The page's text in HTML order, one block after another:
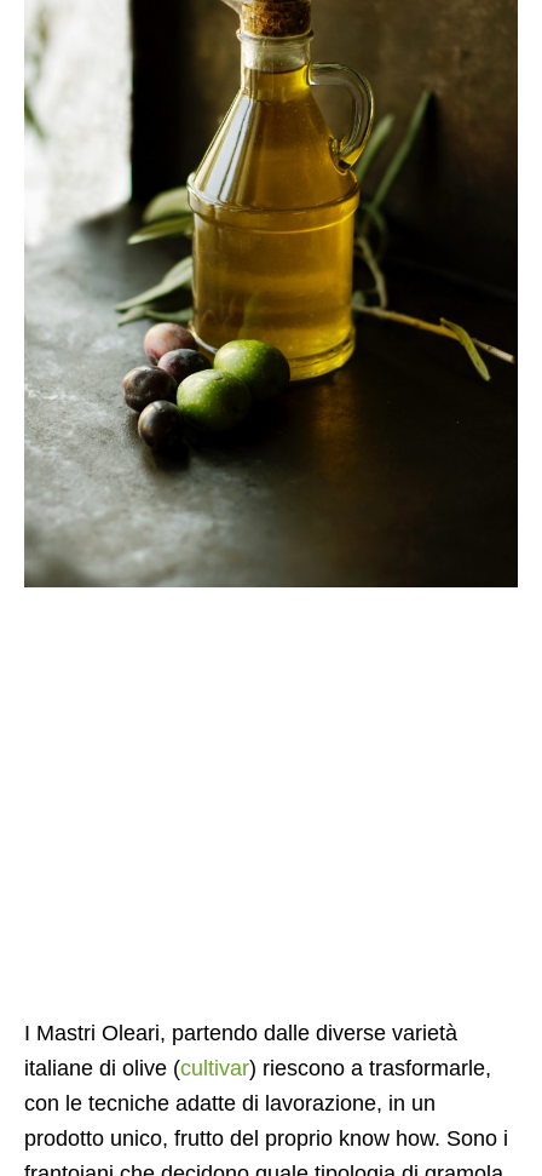
I Mastri Oleari, partendo dalle diverse varietà
italiane di olive (cultivar) riescono a trasformarle,
con le tecniche adatte di lavorazione, in un
prodotto unico, frutto del proprio know how. Sono i